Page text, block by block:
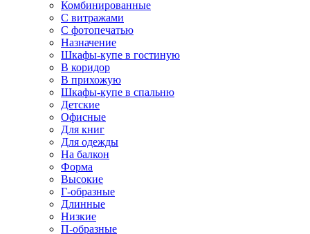
Комбинированные
С витражами
С фотопечатью
Назначение
Шкафы-купе в гостиную
В коридор
В прихожую
Шкафы-купе в спальню
Детские
Офисные
Для книг
Для одежды
На балкон
Форма
Высокие
Г-образные
Длинные
Низкие
П-образные